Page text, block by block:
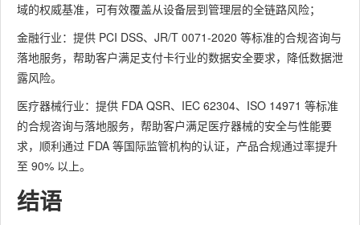
域的权威基准，可有效覆盖从设备层到管理层的全链路风险；
金融行业：提供 PCI DSS、JR/T 0071-2020 等标准的合规咨询与
落地服务，帮助客户满足支付卡行业的数据安全要求，降低数据泄
露风险。
医疗器械行业：提供 FDA QSR、IEC 62304、ISO 14971 等标准
的合规咨询与落地服务，帮助客户满足医疗器械的安全与性能要
求，顺利通过 FDA 等国际监管机构的认证，产品合规通过率提升
至 90% 以上。
结语